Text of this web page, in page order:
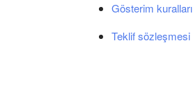
Gösterim kuralları
Teklif sözleşmesi